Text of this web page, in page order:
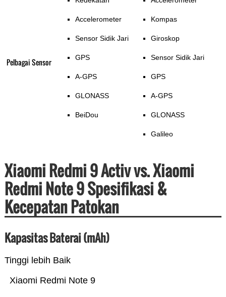
Pelbagai Sensor
Accelerometer
Sensor Sidik Jari
GPS
A-GPS
GLONASS
BeiDou
Kompas
Giroskop
Sensor Sidik Jari
GPS
A-GPS
GLONASS
Galileo
Xiaomi Redmi 9 Activ vs. Xiaomi
Redmi Note 9 Spesifikasi &
Kecepatan Patokan
Kapasitas Baterai (mAh)
Tinggi lebih Baik
Xiaomi Redmi Note 9